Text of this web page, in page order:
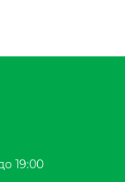
19:00